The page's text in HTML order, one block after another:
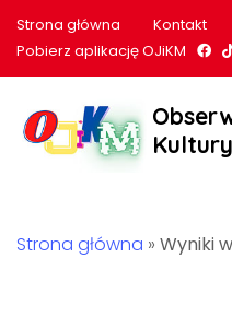
Strona główna Kontakt
Pobierz aplikację OJiKM
Strona główna » Wyniki